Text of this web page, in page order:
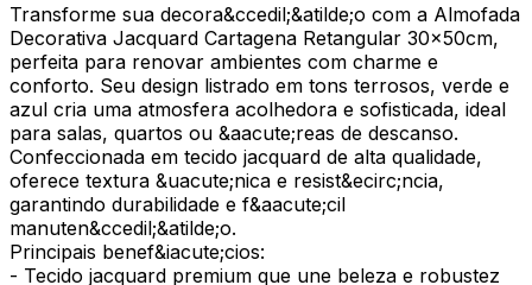
Transforme sua decora&ccedil;&atilde;o com a Almofada
Decorativa Jacquard Cartagena Retangular 30x50cm,
perfeita para renovar ambientes com charme e
conforto. Seu design listrado em tons terrosos, verde e
azul cria uma atmosfera acolhedora e sofisticada, ideal
para salas, quartos ou &aacute;reas de descanso.
Confeccionada em tecido jacquard de alta qualidade,
oferece textura &uacute;nica e resist&ecirc;ncia,
garantindo durabilidade e f&aacute;cil
manuten&ccedil;&atilde;o.
Principais benef&iacute;cios:
- Tecido jacquard premium que une beleza e robustez